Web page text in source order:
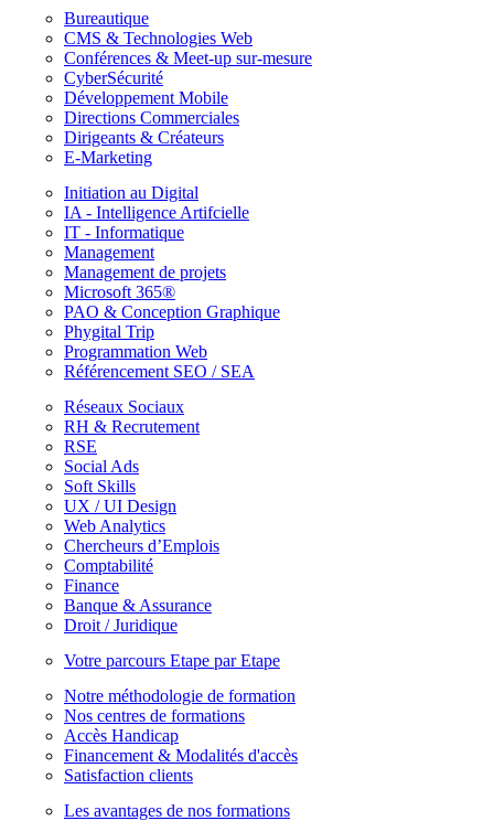
Bureautique
CMS & Technologies Web
Conférences & Meet-up sur-mesure
CyberSécurité
Développement Mobile
Directions Commerciales
Dirigeants & Créateurs
E-Marketing
Initiation au Digital
IA - Intelligence Artifcielle
IT - Informatique
Management
Management de projets
Microsoft 365®
PAO & Conception Graphique
Phygital Trip
Programmation Web
Référencement SEO / SEA
Réseaux Sociaux
RH & Recrutement
RSE
Social Ads
Soft Skills
UX / UI Design
Web Analytics
Chercheurs d’Emplois
Comptabilité
Finance
Banque & Assurance
Droit / Juridique
Votre parcours Etape par Etape
Notre méthodologie de formation
Nos centres de formations
Accès Handicap
Financement & Modalités d'accès
Satisfaction clients
Les avantages de nos formations